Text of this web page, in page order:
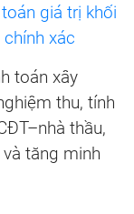
giá trị khối
xác
toán xây
thu, tính
thầu,
tăng minh